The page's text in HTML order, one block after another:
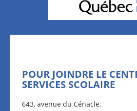
POUR JOINDRE LE
SERVICES SCOLAIRE
643, avenue du Cénacle,